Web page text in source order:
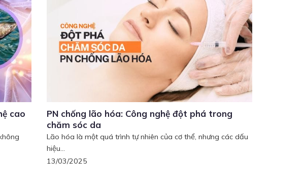
cao
PN chống lão hóa: Công nghệ đột phá trong
chăm sóc da
Lão hóa là một quá trình tự nhiên của cơ thể, nhưng các dấu
hiệu...
13/03/2025